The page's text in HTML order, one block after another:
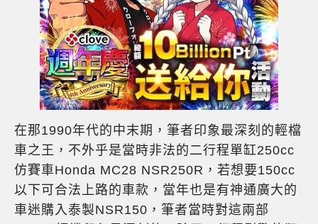
在那1990年代的中末期，筆者印象最深刻的輕檔
車之王，不外乎是當時非法的二行程單缸250cc
仿賽車Honda MC28 NSR250R，若想要150cc
以下可合法上路的車款，當年也是有神通廣大的
車迷購入泰製NSR150，筆者當時對這兩部